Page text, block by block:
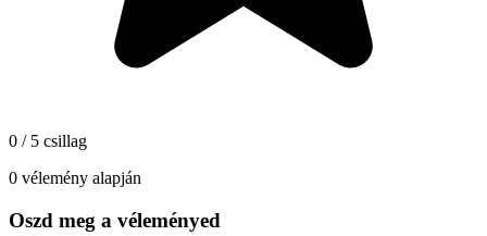
0 / 5 csillag
0 vélemény alapján
Oszd meg a véleményed